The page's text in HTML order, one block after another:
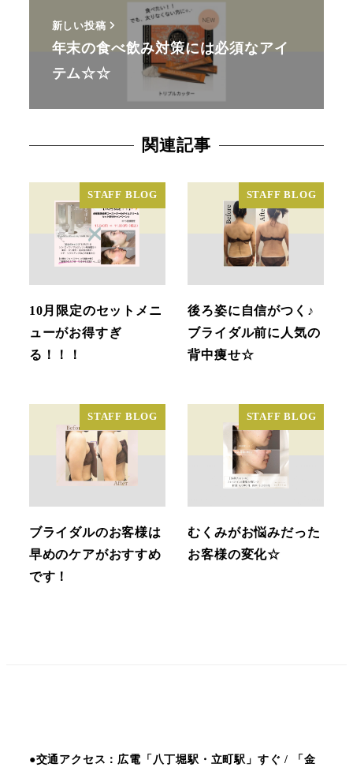
新しい投稿
年末の食べ飲み対策には必須なアイ
テム☆☆
関連記事
STAFF BLOG
10月限定のセットメニ
ューがお得すぎ
る！！！
STAFF BLOG
後ろ姿に自信がつく♪
ブライダル前に人気の
背中痩せ☆
STAFF BLOG
ブライダルのお客様は
早めのケアがおすすめ
です！
STAFF BLOG
むくみがお悩みだった
お客様の変化☆
●交通アクセス：広電「八丁堀駅・立町駅」すぐ / 「金